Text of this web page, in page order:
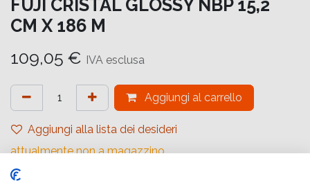
FUJI CRISTAL GLOSSY NBP 15,2
CM X 186 M
109,05 € IVA esclusa
Aggiungi al carrello
Aggiungi alla lista dei desideri
attualmente non a magazzino